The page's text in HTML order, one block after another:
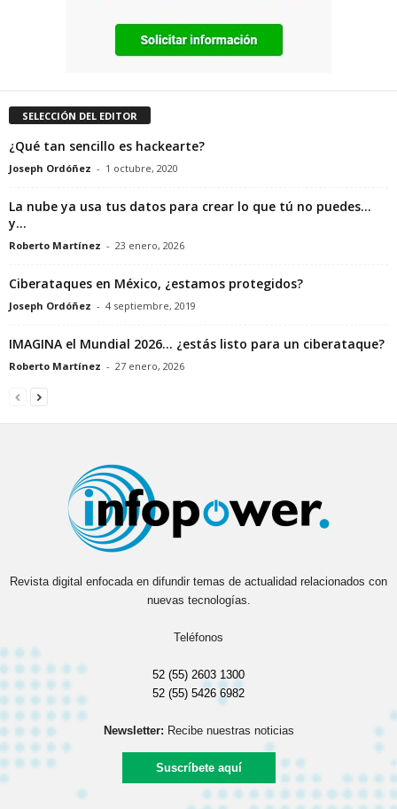
SELECCIÓN DEL EDITOR
¿Qué tan sencillo es hackearte?
Joseph Ordóñez - 1 octubre, 2020
La nube ya usa tus datos para crear lo que tú no puedes…
y...
Roberto Martínez - 23 enero, 2026
Ciberataques en México, ¿estamos protegidos?
Joseph Ordóñez - 4 septiembre, 2019
IMAGINA el Mundial 2026… ¿estás listo para un ciberataque?
Roberto Martínez - 27 enero, 2026
Revista digital enfocada en difundir temas de actualidad relacionados con
nuevas tecnologías.
Teléfonos
52 (55) 2603 1300
52 (55) 5426 6982
Newsletter: Recibe nuestras noticias
Suscríbete aquí